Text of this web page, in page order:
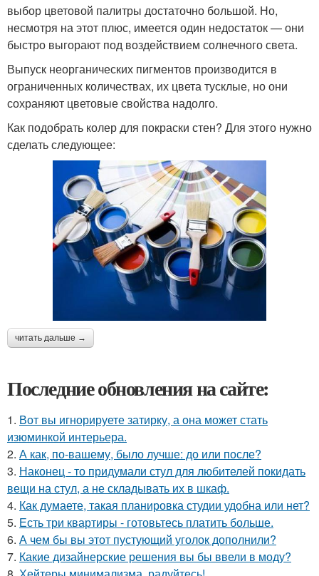
выбор цветовой палитры достаточно большой. Но,
несмотря на этот плюс, имеется один недостаток — они
быстро выгорают под воздействием солнечного света.
Выпуск неорганических пигментов производится в
ограниченных количествах, их цвета тусклые, но они
сохраняют цветовые свойства надолго.
Как подобрать колер для покраски стен? Для этого нужно
сделать следующее:
читать дальше →
Последние обновления на сайте:
1. Вот вы игнорируете затирку, а она может стать
изюминкой интерьера.
2. А как, по-вашему, было лучше: до или после?
3. Наконец - то придумали стул для любителей покидать
вещи на стул, а не складывать их в шкаф.
4. Как думаете, такая планировка студии удобна или нет?
5. Есть три квартиры - готовьтесь платить больше.
6. А чем бы вы этот пустующий уголок дополнили?
7. Какие дизайнерские решения вы бы ввели в моду?